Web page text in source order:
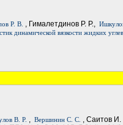
Р. В. , Гималетдинов Р. Р.,
динамической вязкости жидких
В. Р. , Вершинин С. С. , Саитов